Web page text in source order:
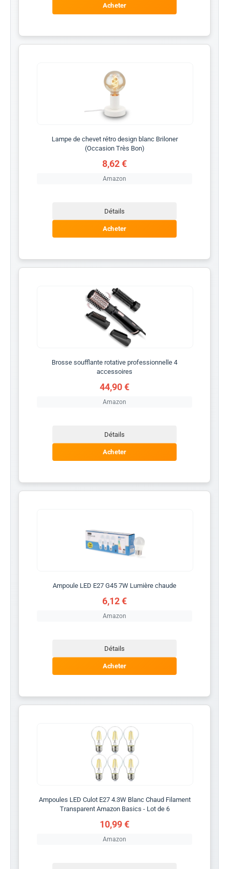
Acheter
Lampe de chevet rétro design blanc Briloner
(Occasion Très Bon)
8,62 €
Amazon
Détails
Acheter
Brosse soufflante rotative professionnelle 4
accessoires
44,90 €
Amazon
Détails
Acheter
Ampoule LED E27 G45 7W Lumière chaude
6,12 €
Amazon
Détails
Acheter
Ampoules LED Culot E27 4.3W Blanc Chaud Filament
Transparent Amazon Basics - Lot de 6
10,99 €
Amazon